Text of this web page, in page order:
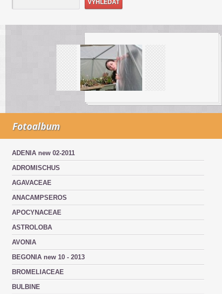
Fotoalbum
ADENIA new 02-2011
ADROMISCHUS
AGAVACEAE
ANACAMPSEROS
APOCYNACEAE
ASTROLOBA
AVONIA
BEGONIA new 10 - 2013
BROMELIACEAE
BULBINE